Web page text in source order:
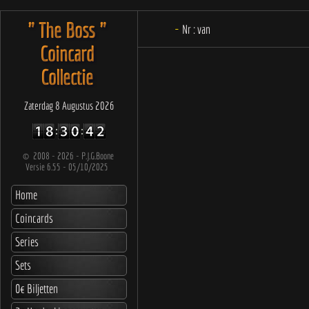
" The Boss "
Coincard
Collectie
Zaterdag 8 Augustus 2026
© 2008 - 2026 - P.J.G.Boone
Versie 6.55 - 05/10/2025
Home
Coincards
Series
Sets
0€ Biljetten
- Nr :van